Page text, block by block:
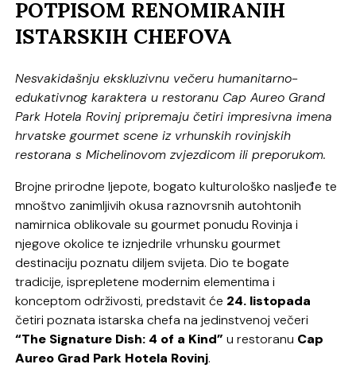
POTPISOM RENOMIRANIH
ISTARSKIH CHEFOVA
Nesvakidašnju ekskluzivnu večeru humanitarno-
edukativnog karaktera u restoranu Cap Aureo Grand
Park Hotela Rovinj pripremaju četiri impresivna imena
hrvatske gourmet scene iz vrhunskih rovinjskih
restorana s Michelinovom zvjezdicom ili preporukom.
Brojne prirodne ljepote, bogato kulturološko nasljeđe te
mnoštvo zanimljivih okusa raznovrsnih autohtonih
namirnica oblikovale su gourmet ponudu Rovinja i
njegove okolice te iznjedrile vrhunsku gourmet
destinaciju poznatu diljem svijeta. Dio te bogate
tradicije, isprepletene modernim elementima i
konceptom održivosti, predstavit će 24. listopada
četiri poznata istarska chefa na jedinstvenoj večeri
“The Signature Dish: 4 of a Kind”u restoranu Cap
Aureo Grad Park Hotela Rovinj.